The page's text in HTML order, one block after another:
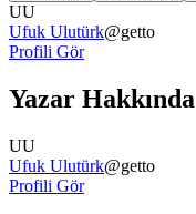
UU
Ufuk Ulutürk@getto
Profili Gör
Yazar Hakkında
UU
Ufuk Ulutürk@getto
Profili Gör